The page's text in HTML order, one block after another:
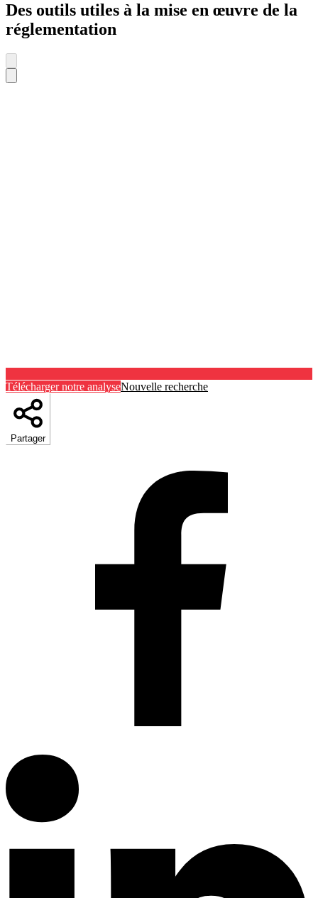
Des outils utiles à la mise en œuvre de la
réglementation
Télécharger notre analyseNouvelle recherche
Partager